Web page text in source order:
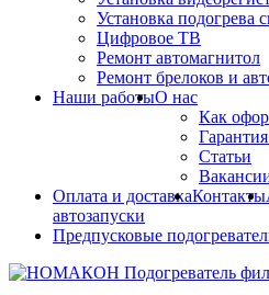
Установка подогрева
Цифровое ТВ
Ремонт автомагнитол
Ремонт брелоков и
Наши работыО нас
Как
Статьи
Оплата и доставкаКонтакты
автозапуски
Предпусковые